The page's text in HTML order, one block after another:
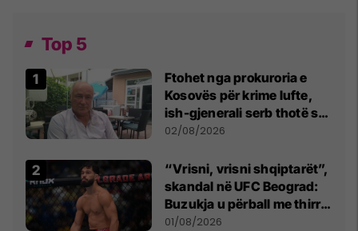
Top 5
Ftohet nga prokuroria e
Kosovës për krime lufte,
ish-gjenerali serb thotë se
dikush e tradhtoi në
02/08/2026
“Vrisni, vrisni shqiptarët”,
skandal në UFC Beograd:
Buzukja u përball me thirrje
anti-shqiptare nga
01/08/2026